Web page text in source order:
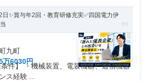
日✨賞与年2回・教育研修充実✅四国電力伊
九町
万6030円
件】 ・機械装置、電装機器、通信機器
ス経験 ...